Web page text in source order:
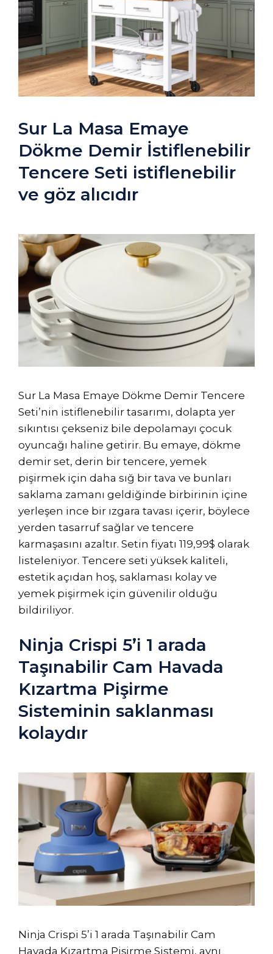
Sur La Masa Emaye
Dökme Demir İstiflenebilir
Tencere Seti istiflenebilir
ve göz alıcıdır
Sur La Masa Emaye Dökme Demir Tencere
Seti’nin istiflenebilir tasarımı, dolapta yer
sıkıntısı çekseniz bile depolamayı çocuk
oyuncağı haline getirir. Bu emaye, dökme
demir set, derin bir tencere, yemek
pişirmek için daha sığ bir tava ve bunları
saklama zamanı geldiğinde birbirinin içine
yerleşen ince bir ızgara tavası içerir, böylece
yerden tasarruf sağlar ve tencere
karmaşasını azaltır. Setin fiyatı 119,99$ olarak
listeleniyor. Tencere seti yüksek kaliteli,
estetik açıdan hoş, saklaması kolay ve
yemek pişirmek için güvenilir olduğu
bildiriliyor.
Ninja Crispi 5’i 1 arada
Taşınabilir Cam Havada
Kızartma Pişirme
Sisteminin saklanması
kolaydır
Ninja Crispi 5’i 1 arada Taşınabilir Cam
Havada Kızartma Pişirme Sistemi, aynı